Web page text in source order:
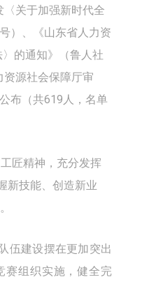
关于加强新时代全
）、《山东省人力资
的通知》（鲁人社
源社会保障厅审
布（共619人，名单
匠精神，充分发挥
新技能、创造新业
伍建设摆在更加突出
赛组织实施，健全完